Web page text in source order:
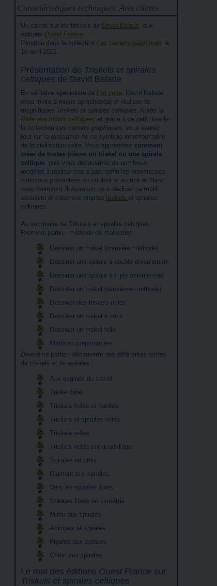
Caractéristiques techniques Avis clients
Un carnet sur les triskels de David Balade, aux
éditions Ouest France.
Parution dans la collection Les carnets graphiques le
16 avril 2021.
Présentation de Triskels et spirales
celtiques de David Balade
En véritable spécialiste de l'art celte, David Balade
nous invite à mieux appréhender et réaliser de
magnifiques Triskels et spirales celtiques. Après la
Bible des motifs celtiques, et grâce à ce petit livre le
la collection Les carnets graphiques, vous saurez
tout sur la réalisation de ce symbole incontournable
de la civilisation celte. Vous apprendrez comment
créer de toutes pièces un triskel ou une spirale
celtique, puis vous découvrirez de nombreux
modèles à réaliser pas à pas, enfin les nombreuses
variations présentées en couleur et en noir et blanc
vous fourniront l'inspiration pour décliner ce motif
séculaire et créer vos propres triskels et spirales
celtiques.
Au sommaire de Triskels et spirales celtiques :
Première partie - méthode de réalisation :
Dessiner un triskel (première méthode)
Dessiner une spirale à double enroulement
Dessiner une spirale à triple enroulement
Dessiner un triskel (deuxième méthode)
Dessiner des triskels reliés
Dessiner un triskel à croix
Dessiner un triskel folié
Matrices préparatoires
Deuxième partie - découverte des différentes sortes
de triskels et de spirales :
Aux origines du triskel
Triskel folié
Triskels foliés et habités
Triskels et spirales reliés
Triskels reliés
Triskels reliés sur quadrillage
Spirales en croix
Diamant aux spirales
Vers les spirales libres
Spirales libres en symétrie
Miroir aux spirales
Animaux et spirales
Figures aux spirales
Christ aux spirales
Le mot des éditions Ouest France sur
Triskels et spirales celtiques